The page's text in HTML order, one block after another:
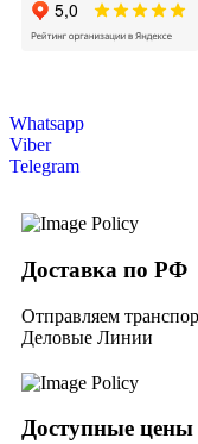
Whatsapp
Viber
Telegram
Доставка по РФ
Отправляем
Деловые Линии
Доступные цены